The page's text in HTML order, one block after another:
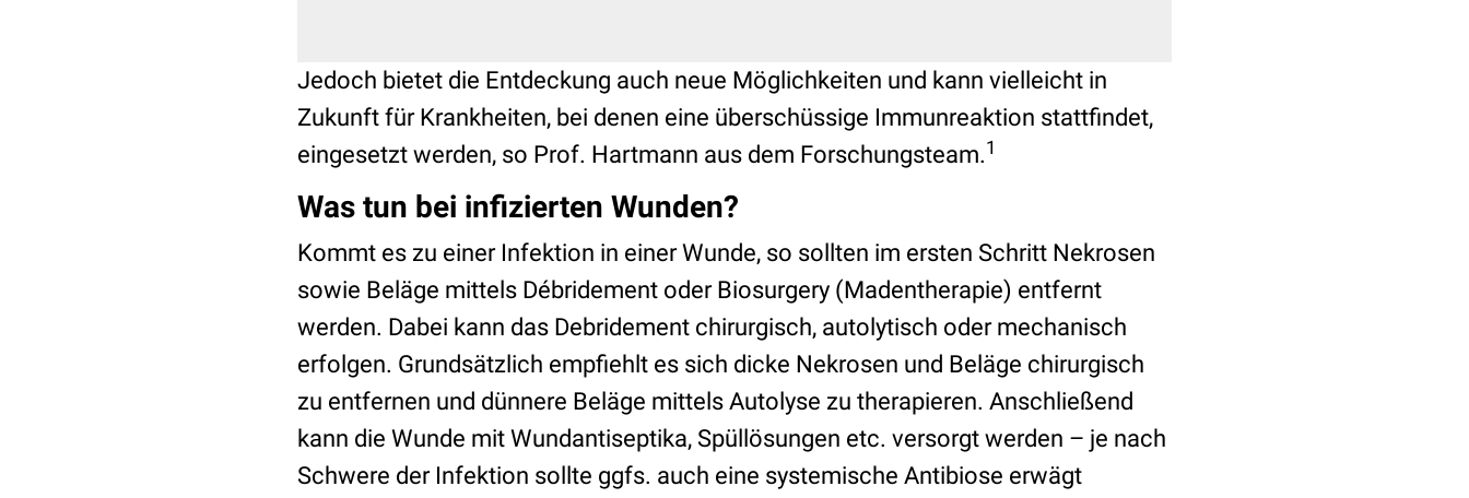
Jedoch bietet die Entdeckung auch neue Möglichkeiten und kann vielleicht in
Zukunft für Krankheiten, bei denen eine überschüssige Immunreaktion stattfindet,
eingesetzt werden, so Prof. Hartmann aus dem Forschungsteam.1
Was tun bei infizierten Wunden?
Kommt es zu einer Infektion in einer Wunde, so sollten im ersten Schritt Nekrosen
sowie Beläge mittels Débridement oder Biosurgery (Madentherapie) entfernt
werden. Dabei kann das Debridement chirurgisch, autolytisch oder mechanisch
erfolgen. Grundsätzlich empfiehlt es sich dicke Nekrosen und Beläge chirurgisch
zu entfernen und dünnere Beläge mittels Autolyse zu therapieren. Anschließend
kann die Wunde mit Wundantiseptika, Spüllösungen etc. versorgt werden – je nach
Schwere der Infektion sollte ggfs. auch eine systemische Antibiose erwägt